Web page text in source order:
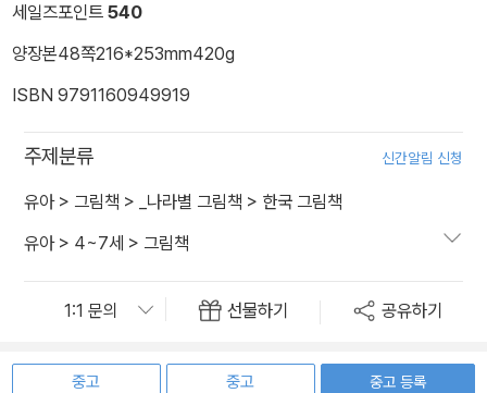
세일즈포인트 540
양장본48쪽216*253mm420g
ISBN 9791160949919
주제분류 신간알림 신청
유아> 그림책 > _나라별 그림책 > 한국 그림책
유아> 4~7세 > 그림책
선물하기 공유하기
중고
중고
중고 등록